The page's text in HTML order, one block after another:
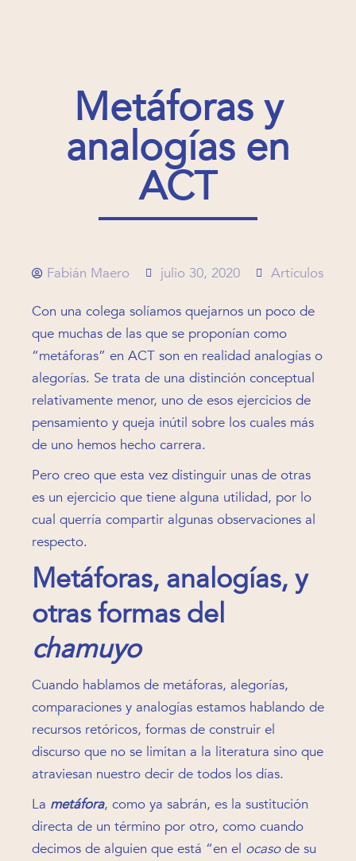
Metáforas y
analogías en
ACT
Fabián Maero julio 30, 2020 Artículos
Con una colega solíamos quejarnos un poco de
que muchas de las que se proponían como
“metáforas” en ACT son en realidad analogías o
alegorías. Se trata de una distinción conceptual
relativamente menor, uno de esos ejercicios de
pensamiento y queja inútil sobre los cuales más
de uno hemos hecho carrera.
Pero creo que esta vez distinguir unas de otras
es un ejercicio que tiene alguna utilidad, por lo
cual querría compartir algunas observaciones al
respecto.
Metáforas, analogías, y
otras formas del
chamuyo
Cuando hablamos de metáforas, alegorías,
comparaciones y analogías estamos hablando de
recursos retóricos, formas de construir el
discurso que no se limitan a la literatura sino que
atraviesan nuestro decir de todos los días.
La metáfora, como ya sabrán, es la sustitución
directa de un término por otro, como cuando
decimos de alguien que está “en el ocasode su